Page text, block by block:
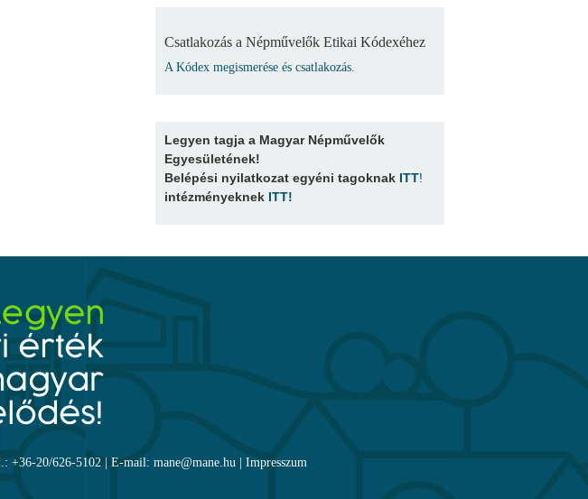
Csatlakozás a Népművelők Etikai Kódexéhez
A Kódex megismerése és csatlakozás.
Legyen tagja a Magyar Népművelők
Egyesületének!
Belépési nyilatkozat egyéni tagoknak ITT!
intézményeknek ITT!
+36-20/626-5102 | E-mail: mane@mane.hu | Impresszum